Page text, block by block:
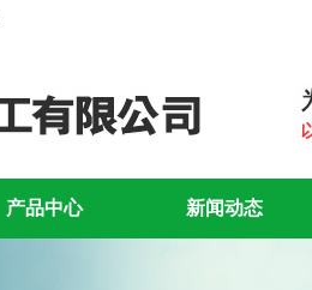
产品中心 新闻动态